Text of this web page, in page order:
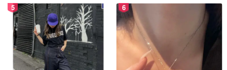
5 6